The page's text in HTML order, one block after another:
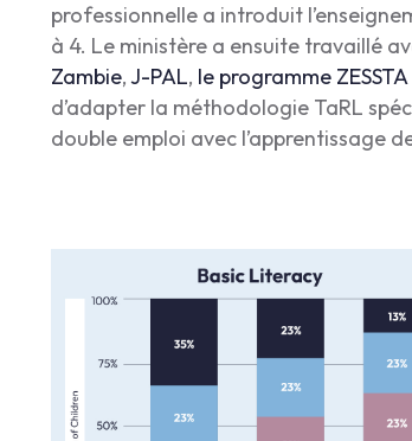
professionnelle a introduit
à 4. Le ministère a ensuite travaillé
Zambie,J-PAL, le programme
d’adapter la méthodologie TaRL
double emploi avec l’apprentissage